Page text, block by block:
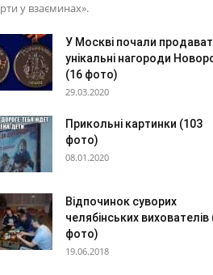
у взаєминах».
У Москві почали
унікальні нагороди
(16 фото)
29.03.2020
Прикольні картинки (103
фото)
08.01.2020
Відпочинок суворих
челябінських вихователів
фото)
19.06.2018